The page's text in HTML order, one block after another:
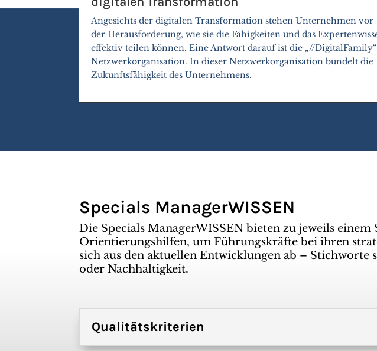
Angesichts der digitalen Transformation stehen Unternehmen vor
der Herausforderung, wie sie die Fähigkeiten und das
effektiv teilen können. Eine Antwort darauf ist die „//
Netzwerkorganisation. In dieser Netzwerkorganisation bündelt
Zukunftsfähigkeit des Unternehmens.
Specials ManagerWISSEN
Die Specials ManagerWISSEN bieten zu jeweils
Orientierungshilfen, um Führungskräfte bei ihren
sich aus den aktuellen Entwicklungen ab –
oder Nachhaltigkeit.
Qualitätskriterien